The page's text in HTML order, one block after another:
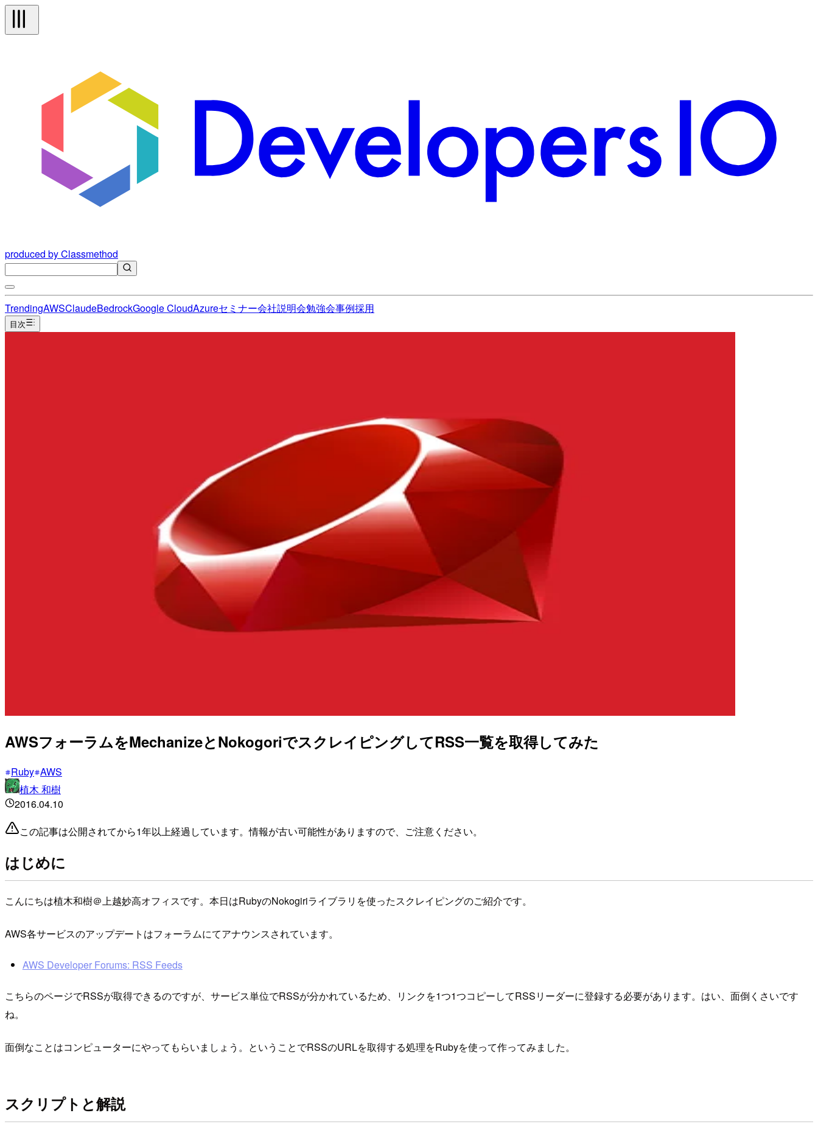
produced by Classmethod
TrendingAWSClaudeBedrockGoogle CloudAzureセミナー会社説明会勉強会事例採用
目次
AWSフォーラムをMechanizeとNokogoriでスクレイピングしてRSS一覧を取得してみた
Ruby AWS
植木 和樹
2016.04.10
この記事は公開されてから1年以上経過しています。情報が古い可能性がありますので、ご注意ください。
はじめに
こんにちは植木和樹＠上越妙高オフィスです。本日はRubyのNokogiriライブラリを使ったスクレイピングのご紹介です。
AWS各サービスのアップデートはフォーラムにてアナウンスされています。
AWS Developer Forums: RSS Feeds
こちらのページでRSSが取得できるのですが、サービス単位でRSSが分かれているため、リンクを1つ1つコピーしてRSSリーダーに登録する必要があります。はい、面倒くさいです
ね。
面倒なことはコンピューターにやってもらいましょう。ということでRSSのURLを取得する処理をRubyを使って作ってみました。
スクリプトと解説